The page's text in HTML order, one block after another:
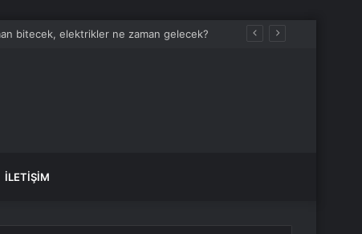
bitecek, elektrikler ne zaman gelecek?
İLETIŞIM